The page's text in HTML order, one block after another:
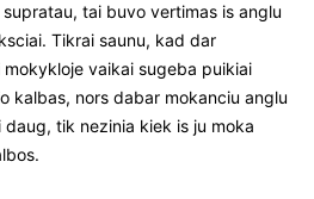
tai buvo vertimas is anglu
Tikrai saunu, kad dar
vaikai sugeba puikiai
kalbas, nors dabar mokanciu anglu
daug, tik nezinia kiek is ju moka